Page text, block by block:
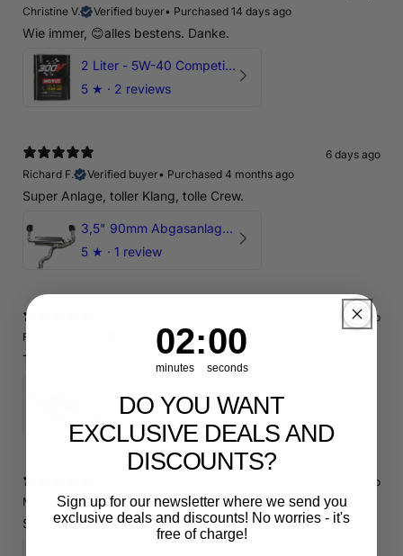
Christine V.
Verified buyer• Purchased 14 days ago
Wie immer, 😊alles bestens. Danke.
2 Liter - 5W-40 Competition 300V Motul Motoröl
5 ★ · 2 reviews
6 days ago
Richard F.
Verified buyer• Purchased 4 months ago
Super Anlage, toller Klang, tolle Crew.
3,5" 90mm Abgasanlage AUDI RSQ3 DNWA 2.5 TFSI
5 ★ · 1 review
6 days ago
Fynn-Tjorven H.
Verified buyer •Purchased 12 days ago
Top👍🏼
★ · 11 reviews
8 days ago
Matthias J.
Verified buyer•Purchased 16 days ago
Super Qualität! Einfach schön und dezent.
Countdown ends in:
1
01
minutes
: 58
58
seconds
DO YOU WANT
EXCLUSIVE DEALS AND
DISCOUNTS?
Sign up for our newsletter where we send you
exclusive deals and discounts! No worries - it's
free of charge!